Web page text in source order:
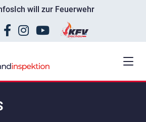
Ich will zur Feuerwehr